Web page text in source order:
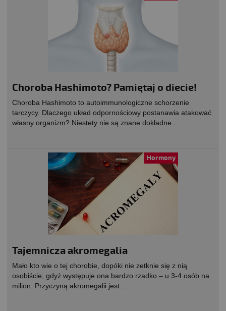
Choroba Hashimoto? Pamiętaj o diecie!
Choroba Hashimoto to autoimmunologiczne schorzenie
tarczycy. Dlaczego układ odpornościowy postanawia atakować
własny organizm? Niestety nie są znane dokładne...
Hormony
Tajemnicza akromegalia
Mało kto wie o tej chorobie, dopóki nie zetknie się z nią
osobiście, gdyż występuje ona bardzo rzadko – u 3-4 osób na
milion. Przyczyną akromegalii jest...